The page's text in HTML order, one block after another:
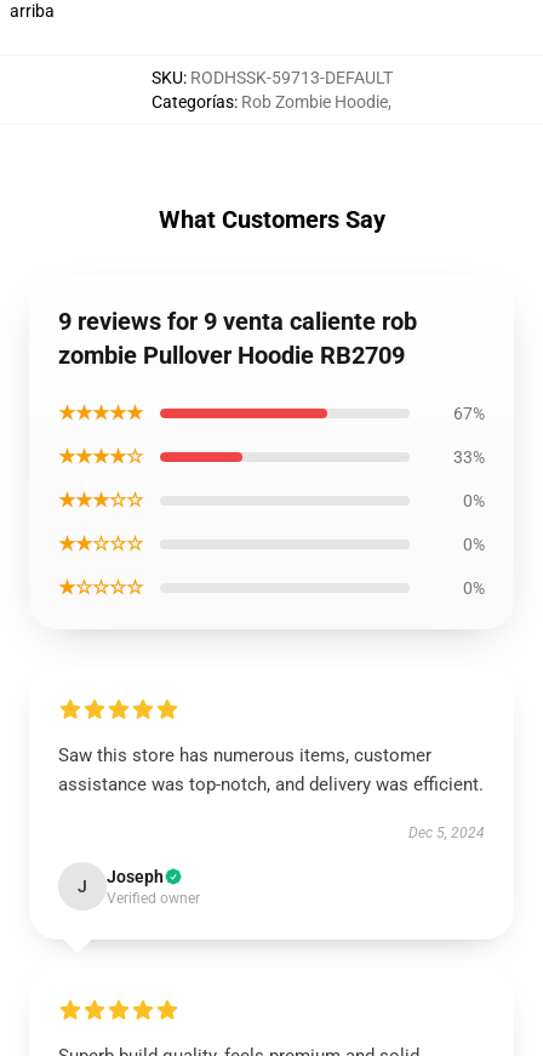
arriba
SKU: RODHSSK-59713-DEFAULT
Categorías: Rob Zombie Hoodie,
What Customers Say
9 reviews for 9 venta caliente rob
zombie Pullover Hoodie RB2709
★★★★★ 67%
★★★★☆ 33%
★★★☆☆ 0%
★★☆☆☆ 0%
★☆☆☆☆ 0%
Saw this store has numerous items, customer
assistance was top-notch, and delivery was efficient.
Dec 5, 2024
J Joseph
Verified owner